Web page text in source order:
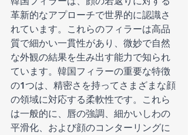
革新的なアプローチで世界的に認識さ
れています。これらのフィラーは高品
質で細かい一貫性があり、微妙で自然
な外観の結果を生み出す能力で知られ
ています。韓国フィラーの重要な特徴
の1つは、精密さを持ってさまざまな顔
の領域に対応する柔軟性です。これら
は一般的に、唇の強調、細かいしわの
平滑化、および顔のコンターリングに